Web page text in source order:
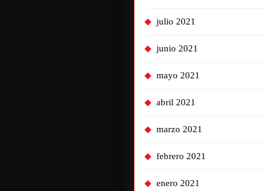
julio 2021
junio 2021
mayo 2021
abril 2021
marzo 2021
febrero 2021
enero 2021